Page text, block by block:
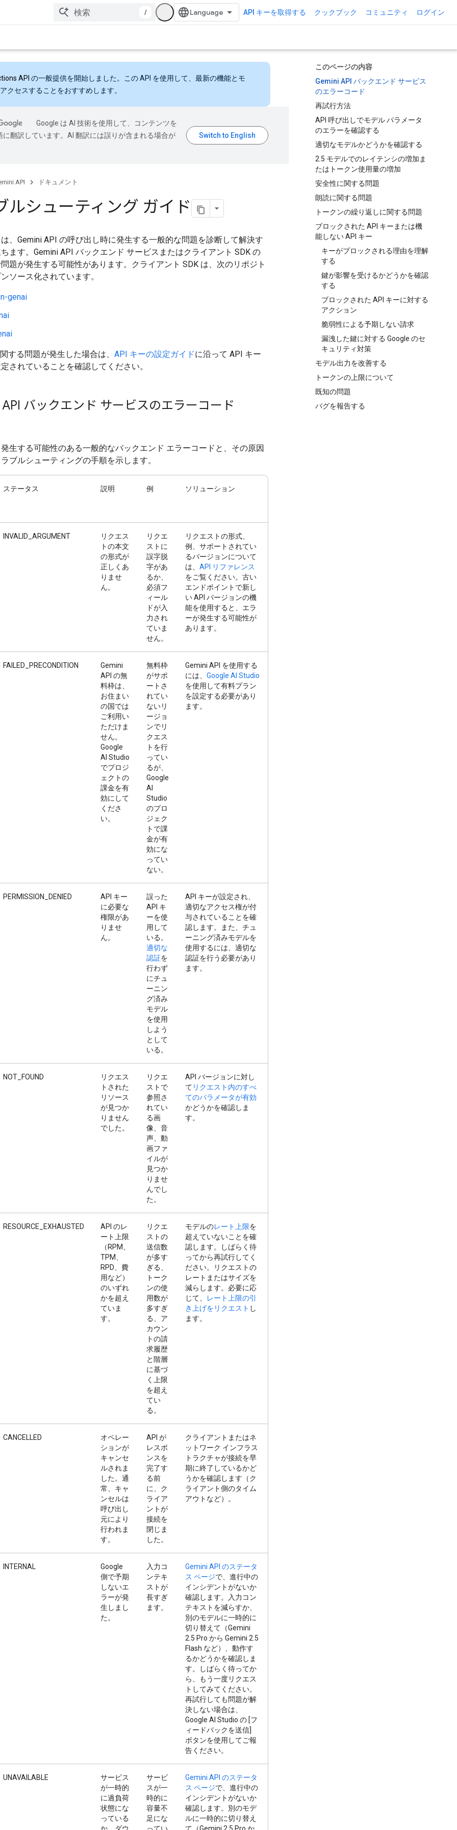
/ API キーを取得する クックブック コミュニティ ログイン
このページの内容
Gemini API バックエンド サービス
のエラーコード
再試行方法
API 呼び出しでモデル パラメータ
のエラーを確認する
適切なモデルかどうかを確認する
2.5 モデルでのレイテンシの増加ま
たはトークン使用量の増加
安全性に関する問題
朗読に関する問題
トークンの繰り返しに関する問題
ブロックされた API キーまたは機
能しない API キー
キーがブロックされる理由を理解
する
鍵が影響を受けるかどうかを確認
する
ブロックされた API キーに対する
アクション
脆弱性による予期しない請求
漏洩した鍵に対する Google のセ
キュリティ対策
モデル出力を改善する
トークンの上限について
既知の問題
バグを報告する
API の一般提供を開始しました。この API を使用して、最新の機能とモ
クセスすることをおすすめします。
Google は AI 技術を使用して、コンテンツを
に翻訳しています。AI 翻訳には誤りが含まれる場合が
API ドキュメント
ルシューティング ガイド
、Gemini API の呼び出し時に発生する一般的な問題を診断して解決す
ます。Gemini API バックエンド サービスまたはクライアント SDK の
題が発生する可能性があります。クライアント SDK は、次のリポジト
ソース化されています。
genai
する問題が発生した場合は、 API キーの設定ガイドに沿って API キー
されていることを確認してください。
バックエンド サービスのエラーコード
生する可能性のある一般的なバックエンド エラーコードと、その原因
ブルシューティングの手順を示します。
ステータス 説明 例 ソリューション
INVALID_ARGUMENT
リクエス
トの本文
の形式が
正しくあ
りませ
ん。
リクエ
ストに
誤字脱
字があ
るか、
必須フ
ィール
ドが入
力され
ていま
せん。
リクエストの形式、
例、サポートされてい
るバージョンについて
は、 API リファレンス
をご覧ください。古い
エンドポイントで新し
い API バージョンの機
能を使用すると、エラ
ーが発生する可能性が
あります。
FAILED_PRECONDITION
Gemini
API の無
料枠は、
お住まい
の国では
ご利用い
ただけま
せん。
Google
AI Studio
でプロジ
ェクトの
課金を有
効にして
くださ
い。
無料枠
がサポ
ートさ
れてい
ないリ
ージョ
ンでリ
クエス
トを行
ってい
るが、
Google
AI
Studio
のプロ
ジェク
トで課
金が有
効にな
ってい
ない。
Gemini API を使用する
には、 Google AI Studio
を使用して有料プラン
を設定する必要があり
ます。
PERMISSION_DENIED
API キー
に必要な
権限があ
りませ
ん。
誤った
API キ
ーを使
用して
いる。
適切な
認証を
行わず
にチュ
ーニン
グ済み
モデル
を使用
しよう
として
いる。
API キーが設定され、
適切なアクセス権が付
与されていることを確
認します。また、チュ
ーニング済みモデルを
使用するには、適切な
認証を行う必要があり
ます。
NOT_FOUND
リクエス
トされた
リソース
が見つか
りません
でした。
リクエ
ストで
参照さ
れてい
る画
像、音
声、動
画ファ
イルが
見つか
りませ
んでし
た。
API バージョンに対し
て リクエスト内のすべ
てのパラメータが有効
かどうかを確認しま
す。
RESOURCE_EXHAUSTED
API のレ
ート上限
（RPM、
TPM、
RPD、費
用など）
のいずれ
かを超え
ていま
す。
リクエ
ストの
送信数
が多す
ぎる、
トーク
ンの使
用数が
多すぎ
る、ア
カウン
トの請
求履歴
と階層
に基づ
く上限
を超え
てい
る。
モデルのレート上限を
超えていないことを確
認します。しばらく待
ってから再試行してく
ださい。リクエストの
レートまたはサイズを
減らします。必要に応
じて、
レート上限の引
き上げをリクエスト し
ます。
CANCELLED
オペレー
ションが
キャンセ
ルされま
した。通
常、キャ
ンセルは
呼び出し
元により
行われま
す。
API が
レスポ
ンスを
完了す
る前
に、ク
ライア
ントが
接続を
閉じま
した。
クライアントまたはネ
ットワーク インフラス
トラクチャが接続を早
期に終了しているかど
うかを確認します（ク
ライアント側のタイム
アウトなど）。
INTERNAL
Google
側で予期
しないエ
ラーが発
生しまし
た。
入力コ
ンテキ
ストが
長すぎ
ます。
Gemini API のステータ
ス ページで、進行中の
インシデントがないか
確認します。入力コン
テキストを減らすか、
別のモデルに一時的に
切り替えて（Gemini
2.5 Pro から Gemini 2.5
Flash など）、動作す
るかどうかを確認しま
す。しばらく待ってか
ら、もう一度リクエス
トしてみてください。
再試行しても問題が解
決しない場合は、
Google AI Studio の [フ
ィードバックを送信]
ボタンを使用してご報
告ください。
UNAVAILABLE
サービス
が一時的
に過負荷
状態にな
っている
サービ
スが一
時的に
容量不
足にな
Gemini API のステータ
ス ページで、進行中の
インシデントがないか
確認します。別のモデ
ルに一時的に切り替え